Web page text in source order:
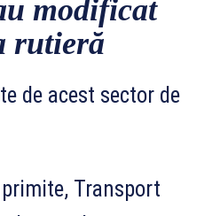
modificat
rutieră
de acest sector de
Transport